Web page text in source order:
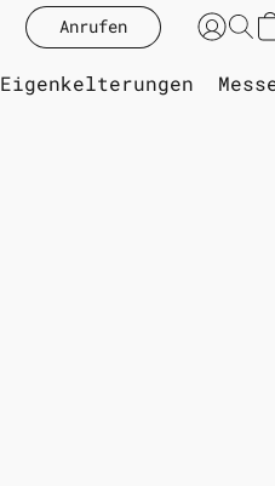
Anrufen
Eigenkelterungen